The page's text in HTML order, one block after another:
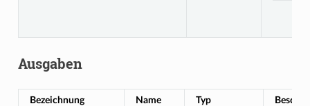
Ausgaben
Bezeichnung Name Typ